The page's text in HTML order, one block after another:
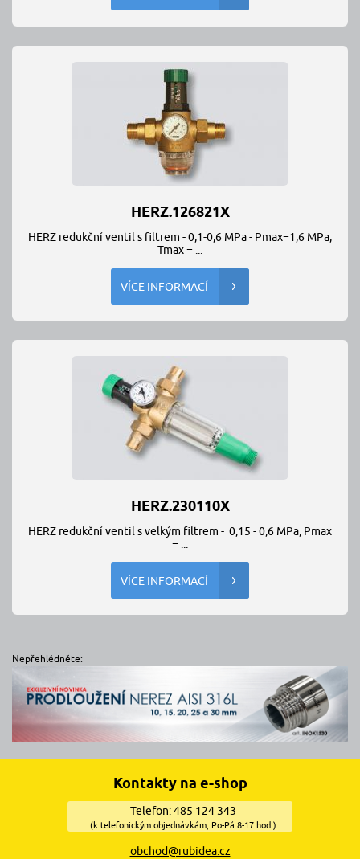
HERZ.126821X
HERZ redukční ventil s filtrem - 0,1-0,6 MPa - Pmax=1,6 MPa,
Tmax = ...
VÍCE INFORMACÍ
HERZ.230110X
HERZ redukční ventil s velkým filtrem - 0,15 - 0,6 MPa, Pmax
= ...
VÍCE INFORMACÍ
Nepřehlédněte:
Kontakty na e-shop
Telefon:485 124 343
(k telefonickým objednávkám, Po-Pá 8-17 hod.)
obchod@rubidea.cz